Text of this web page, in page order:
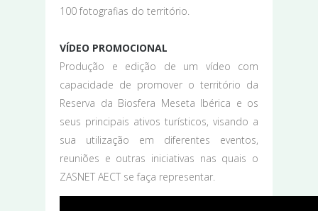
100 fotografias do território.
VÍDEO PROMOCIONAL
Produção e edição de um vídeo com
capacidade de promover o território da
Reserva da Biosfera Meseta Ibérica e os
seus principais ativos turísticos, visando a
sua utilização em diferentes eventos,
reuniões e outras iniciativas nas quais o
ZASNET AECT se faça representar.